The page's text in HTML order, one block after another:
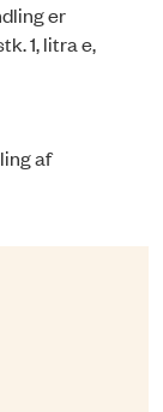
er
1, litra e,
af